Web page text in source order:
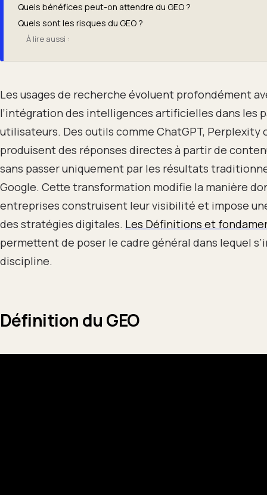
Quels bénéfices peut-on attendre du GEO ?
Quels sont les risques du GEO ?
À lire aussi :
Les usages de recherche évoluent profondément
l’intégration des intelligences artificielles dans les
utilisateurs. Des outils comme ChatGPT, Perplexity
produisent des réponses directes à partir de
sans passer uniquement par les résultats
Google. Cette transformation modifie la manière
entreprises construisent leur visibilité et impose
des stratégies digitales. Les Définitions et
permettent de poser le cadre général dans lequel
discipline.
Définition du GEO